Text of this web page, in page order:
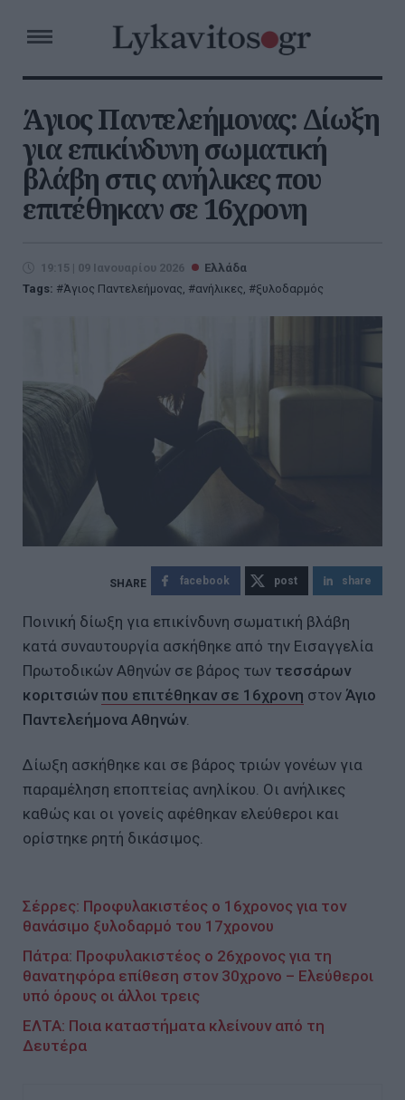
Άγιος Παντελεήμονας: Δίωξη
για επικίνδυνη σωματική
βλάβη στις ανήλικες που
επιτέθηκαν σε 16χρονη
19:15 | 09 Ιανουαρίου 2026
Ελλάδα
Tags:
Άγιος Παντελεήμονας, ανήλικες, ξυλοδαρμός
facebook post share
Ποινική δίωξη για επικίνδυνη σωματική βλάβη
κατά συναυτουργία ασκήθηκε από την Εισαγγελία
Πρωτοδικών Αθηνών σε βάρος των τεσσάρων
κοριτσιών που επιτέθηκαν σε 16χρονη στον Άγιο
Παντελεήμονα Αθηνών.
Δίωξη ασκήθηκε και σε βάρος τριών γονέων για
παραμέληση εποπτείας ανηλίκου. Οι ανήλικες
καθώς και οι γονείς αφέθηκαν ελεύθεροι και
ορίστηκε ρητή δικάσιμος.
Σέρρες: Προφυλακιστέος ο 16χρονος για τον
θανάσιμο ξυλοδαρμό του 17χρονου
Πάτρα: Προφυλακιστέος ο 26χρονος για τη
θανατηφόρα επίθεση στον 30χρονο – Ελεύθεροι
υπό όρους οι άλλοι τρεις
ΕΛΤΑ: Ποια καταστήματα κλείνουν από τη
Δευτέρα